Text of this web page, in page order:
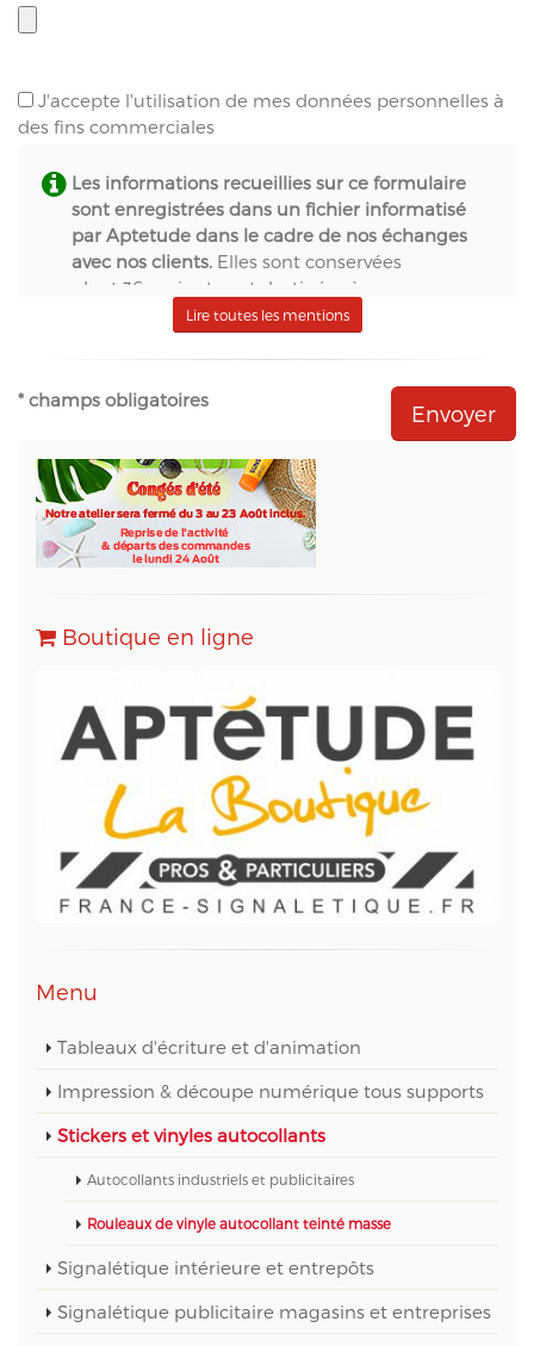
J'accepte l'utilisation de mes données personnelles à
des fins commerciales
Les informations recueillies sur ce formulaire
sont enregistrées dans un fichier informatisé
par Aptetude dans le cadre de nos échanges
avec nos clients. Elles sont conservées
pendant 36 mois et sont destinées à :
- S.A.S. Aptetude (www.france-signaletique.com)
récipiendaire des formulaires,
- Natural-net (www.natural-net.fr) en qualité
- Kiubi (www.kiubi.com) en qualité d'opérateur
technique du site web,
- OVH (www.ovh.com) en qualité d'hébergeur du
site web,
- Sarbacane (www.sarbacane.com) en tant que
Transactionnels (SMTP) et pour le Marketing
Automation.
Conformément à la loi « informatique et libertés »,
vous pouvez exercer votre droit d'accès aux
données vous concernant et les faire rectifier en
contactant M. Christophe PATRY, responsable
technique web et des données informatiques, au
05 56 67 68 01 ou par mail sur info@aptetude.net.
Lire toutes les mentions
* champs obligatoires
Boutique en ligne
Menu
Tableaux d'écriture et d'animation
Impression & découpe numérique tous supports
Stickers et vinyles autocollants
Autocollants industriels et publicitaires
Rouleaux de vinyle autocollant teinté masse
Signalétique intérieure et entrepôts
Signalétique publicitaire magasins et entreprises